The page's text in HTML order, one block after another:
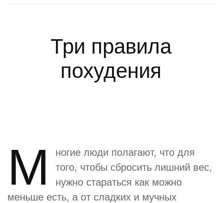
Три правила
похудения
М
ногие люди полагают, что для
того, чтобы сбросить лишний вес,
нужно стараться как можно
меньше есть, а от сладких и мучных